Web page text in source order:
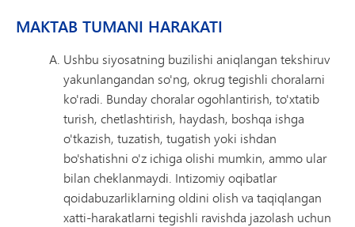
MAKTAB TUMANI HARAKATI
Ushbu siyosatning buzilishi aniqlangan tekshiruv
yakunlangandan so'ng, okrug tegishli choralarni
ko'radi. Bunday choralar ogohlantirish, to'xtatib
turish, chetlashtirish, haydash, boshqa ishga
o'tkazish, tuzatish, tugatish yoki ishdan
bo'shatishni o'z ichiga olishi mumkin, ammo ular
bilan cheklanmaydi. Intizomiy oqibatlar
qoidabuzarliklarning oldini olish va taqiqlangan
xatti-harakatlarni tegishli ravishda jazolash uchun